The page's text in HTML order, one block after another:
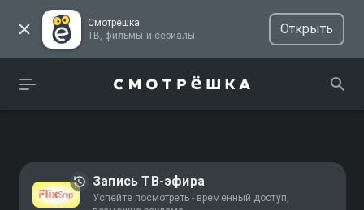
Смотрёшка
ТВ, фильмы и сериалы
Открыть
Запись ТВ-эфира
Успейте посмотреть - временный доступ,